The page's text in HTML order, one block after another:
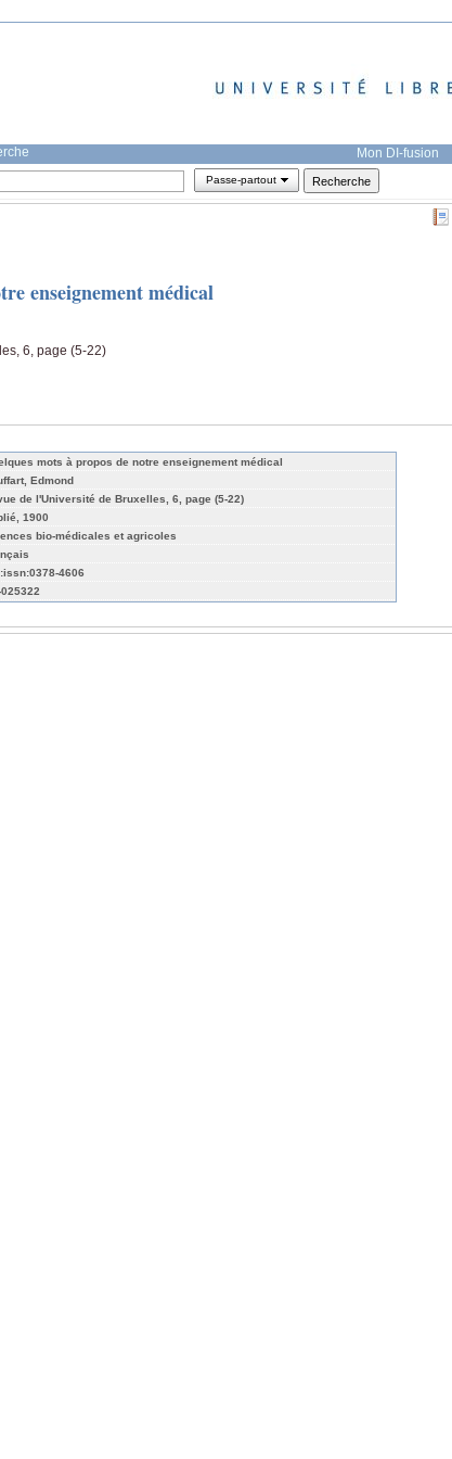
Mon DI-fusion
Passe-partout
enseignement médical
6, page (5-22)
mots à propos de notre enseignement médical
Edmond
de l'Université de Bruxelles, 6, page (5-22)
1900
bio-médicales et agricoles
4606